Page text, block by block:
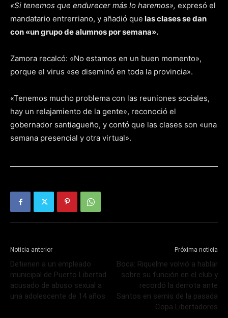
«Si tenemos que endurecer más lo haremos», expresó el
mandatario entrerriano, y añadió que las clases se dan
con «un grupo de alumnos por semana».
Zamora recalcó: «No estamos en un buen momento»,
porque el virus «se diseminó en toda la provincia».
«Tenemos mucho problema con las reuniones sociales,
hay un relajamiento de la gente», reconoció el
gobernador santiagueño, y contó que las clases son «una
semana presencial y otra virtual».
Noticia anterior
Detienen a un empleado
municipal de Puerto Libertad
acusado de abuso sexual a
una adolescente de 14 años
Próxima noticia
Boca: Riquelme volvió a hablar
sobre su función en el club y
recordó la derrota ante
Santos en semis de la pasada
Copa Libertadores